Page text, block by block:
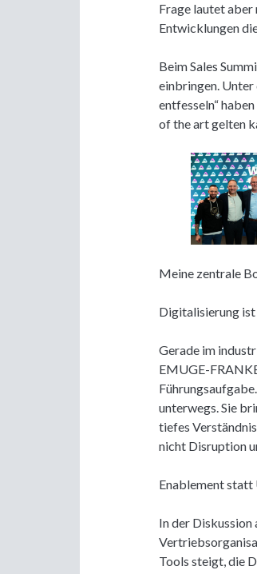
Frage lautet aber
Entwicklungen
Beim Sales
einbringen.
entfesseln“
of the art gelten
Meine zentrale
Digitalisierung ist
Gerade im
EMUGE-
unterwegs. Sie
tiefes
nicht Disruption
Enablement
In der Diskussion
Tools steigt, die